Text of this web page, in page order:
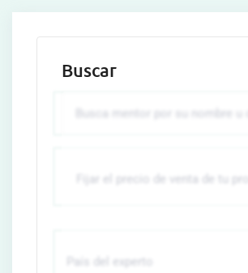
Buscar